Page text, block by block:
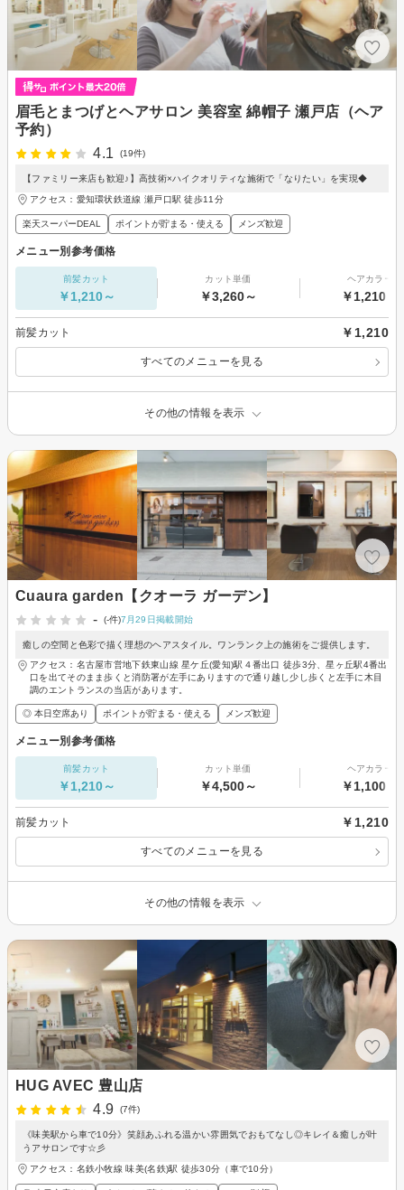
眉毛とまつげとヘアサロン 美容室 綿帽子 瀬戸店（ヘア
予約）
4.1
(19件)
【ファミリー来店も歓迎♪】高技術×ハイクオリティな施術で「なりたい」を実現◆
アクセス：愛知環状鉄道線 瀬戸口駅 徒歩11分
楽天スーパーDEAL ポイントが貯まる・使える メンズ歓迎
メニュー別参考価格
前髪カット
￥1,210～
カット単価
￥3,260～
ヘアカラー
￥1,210～
前髪カット ￥1,210
すべてのメニューを見る
その他の情報を表示
Cuaura garden【クオーラ ガーデン】
-
(-件)7月29日掲載開始
癒しの空間と色彩で描く理想のヘアスタイル。ワンランク上の施術をご提供します。
アクセス：名古屋市営地下鉄東山線 星ケ丘(愛知)駅４番出口 徒歩3分、星ヶ丘駅4番出
口を出てそのまま歩くと消防署が左手にありますので通り越し少し歩くと左手に木目
調のエントランスの当店があります。
◎ 本日空席あり ポイントが貯まる・使える メンズ歓迎
メニュー別参考価格
前髪カット
￥1,210～
カット単価
￥4,500～
ヘアカラー
￥1,100～
前髪カット ￥1,210
すべてのメニューを見る
その他の情報を表示
HUG AVEC 豊山店
4.9
(7件)
《味美駅から車で10分》笑顔あふれる温かい雰囲気でおもてなし◎キレイ＆癒しが叶
うアサロンです☆彡
アクセス：名鉄小牧線 味美(名鉄)駅 徒歩30分（車で10分）